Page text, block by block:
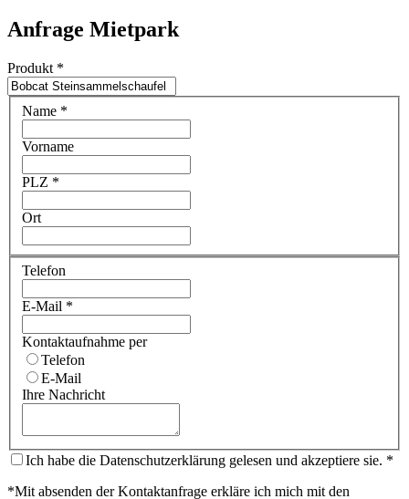
Anfrage Mietpark
Produkt *
Name *
Vorname
PLZ *
Ort
Telefon
E-Mail *
Kontaktaufnahme per
Telefon
E-Mail
Ihre Nachricht
Ich habe die Datenschutzerklärung gelesen und akzeptiere sie. *
*Mit absenden der Kontaktanfrage erkläre ich mich mit den